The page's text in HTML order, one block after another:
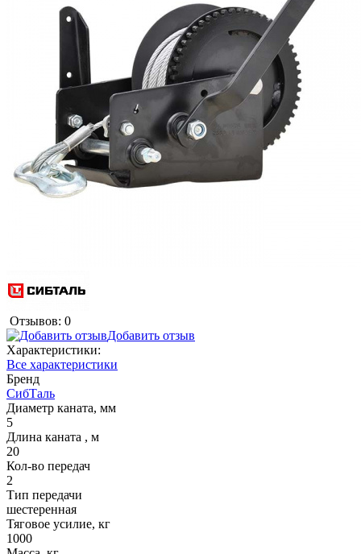
Отзывов: 0
Добавить отзыв
Характеристики:
Все характеристики
Бренд
СибТаль
Диаметр каната, мм
5
Длина каната , м
20
Кол-во передач
2
Тип передачи
шестеренная
Тяговое усилие, кг
1000